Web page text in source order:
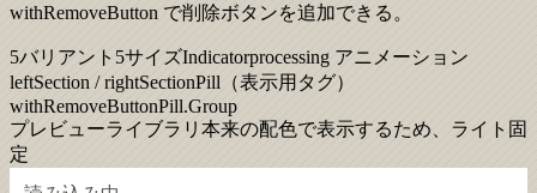
withRemoveButton で削除ボタンを追加できる。
5バリアント 5サイズIndicatorprocessing アニメーション
leftSection / rightSectionPill（表示用タグ）
withRemoveButtonPill.Group
プレビューライブラリ本来の配色で表示するため、ライト固
定